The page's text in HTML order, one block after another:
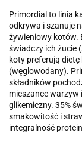
Primordial to linia
odkrywa i szanuje
żywieniowy kotów.
świadczy ich żucie
koty preferują
(węglowodany).
składników
mieszance warzyw
glikemiczny. 35%
smakowitość i
integralność